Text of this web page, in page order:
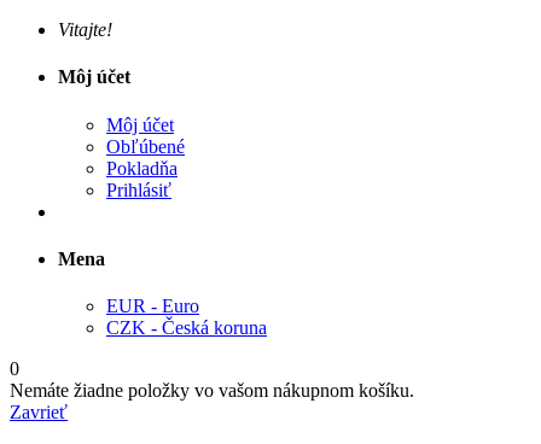
Vitajte!
Môj účet
Môj účet
Obľúbené
Pokladňa
Prihlásiť
Mena
EUR - Euro
CZK - Česká koruna
0
Nemáte žiadne položky vo vašom nákupnom košíku.
Zavrieť